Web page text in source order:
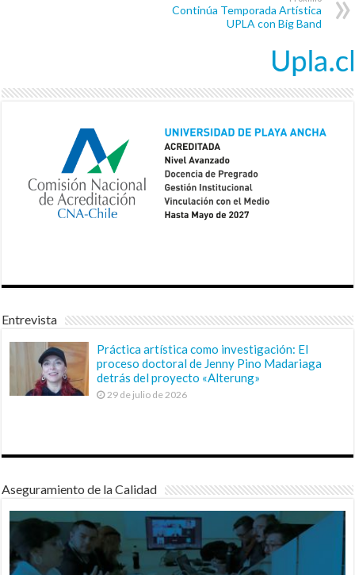
Continúa Temporada Artística
UPLA con Big Band
Entrevista
Práctica artística como investigación: El
proceso doctoral de Jenny Pino Madariaga
detrás del proyecto «Alterung»
29 de julio de 2026
Aseguramiento de la Calidad